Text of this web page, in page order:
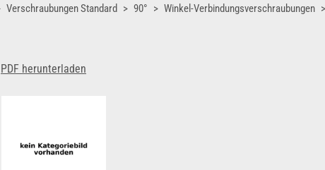
Verschraubungen Standard 90° Winkel-Verbindungsverschraubungen
PDF herunterladen